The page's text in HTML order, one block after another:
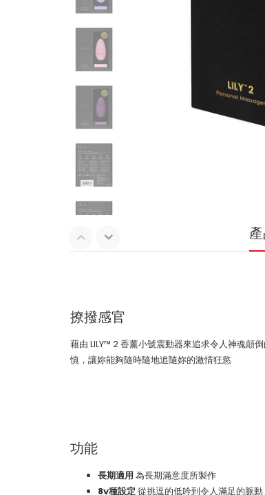
撩撥感官
藉由 LILY™ 2 香薰小號震動器來追求令人神魂顛
慎，讓妳能夠隨時隨地追隨妳的激情狂慾
功能
長期適用 為長期滿意度所製作
8v種設定從挑逗的低吟到令人滿足的脈動